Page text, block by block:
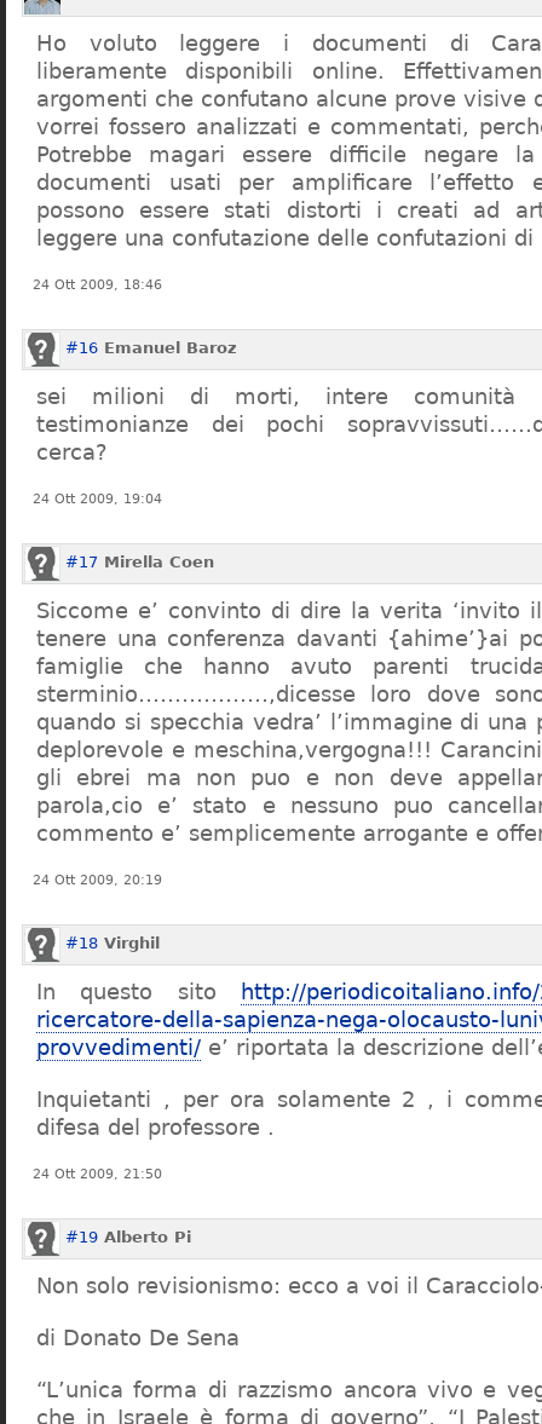
Ho voluto leggere i documenti di
liberamente disponibili online.
argomenti che confutano alcune prove visive
vorrei fossero analizzati e commentati,
Potrebbe magari essere difficile negare
documenti usati per amplificare l’effetto
possono essere stati distorti i creati ad
leggere una confutazione delle confutazioni di
24 Ott 2009, 18:46
#16 Emanuel Baroz
sei milioni di morti, intere comunità
testimonianze dei pochi
cerca?
24 Ott 2009, 19:04
#17 Mirella Coen
Siccome e’ convinto di dire la verita ‘invito
tenere una conferenza davanti {ahime’}ai
famiglie che hanno avuto parenti
sterminio………………,dicesse loro dove
quando si specchia vedra’ l’immagine di una
deplorevole e meschina,vergogna!!!
gli ebrei ma non puo e non deve
parola,cio e’ stato e nessuno puo
commento e’ semplicemente arrogante e
24 Ott 2009, 20:19
#18 Virghil
In questo sito
http://
ricercatore-della-sapienza-nega-olocausto-
provvedimenti/ e’ riportata la descrizione
Inquietanti , per ora solamente 2 , i
difesa del professore .
24 Ott 2009, 21:50
#19 Alberto Pi
Non solo revisionismo: ecco a voi il
di Donato De Sena
“L’unica forma di razzismo ancora vivo e
che in Israele è forma di governo”, “I